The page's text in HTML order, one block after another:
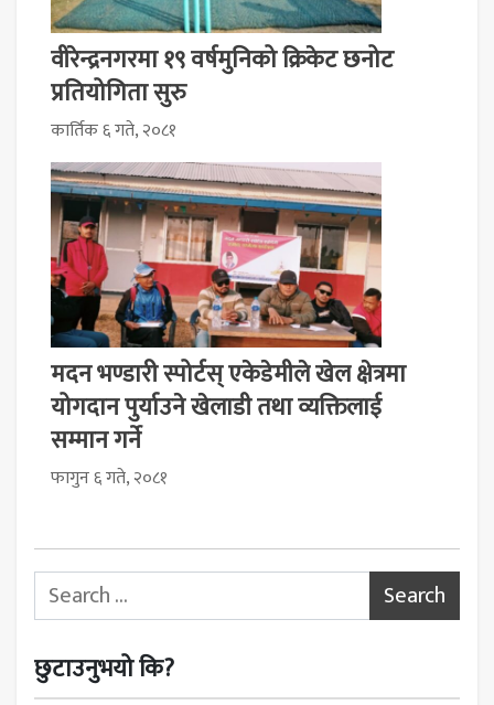
वीरेन्द्रनगरमा १९ वर्षमुनिको क्रिकेट छनोट
प्रतियोगिता सुरु
कार्तिक ६ गते, २०८१
मदन भण्डारी स्पोर्टस् एकेडेमीले खेल क्षेत्रमा
योगदान पुर्याउने खेलाडी तथा व्यक्तिलाई
सम्मान गर्ने
फागुन ६ गते, २०८१
Search for:
छुटाउनुभयो कि?